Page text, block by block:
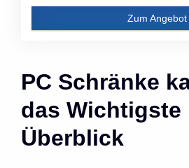
Zum Angebot
PC Schränke
das Wichtigste
Überblick